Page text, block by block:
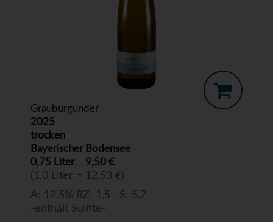
Grauburgunder
2025
trocken
Bayerischer Bodensee
0,75 Liter
9,50 €
(1,0 Liter = 12,53 €)
A: 12,5% RZ: 1,5 S: 5,7
-enthält Sulfite-